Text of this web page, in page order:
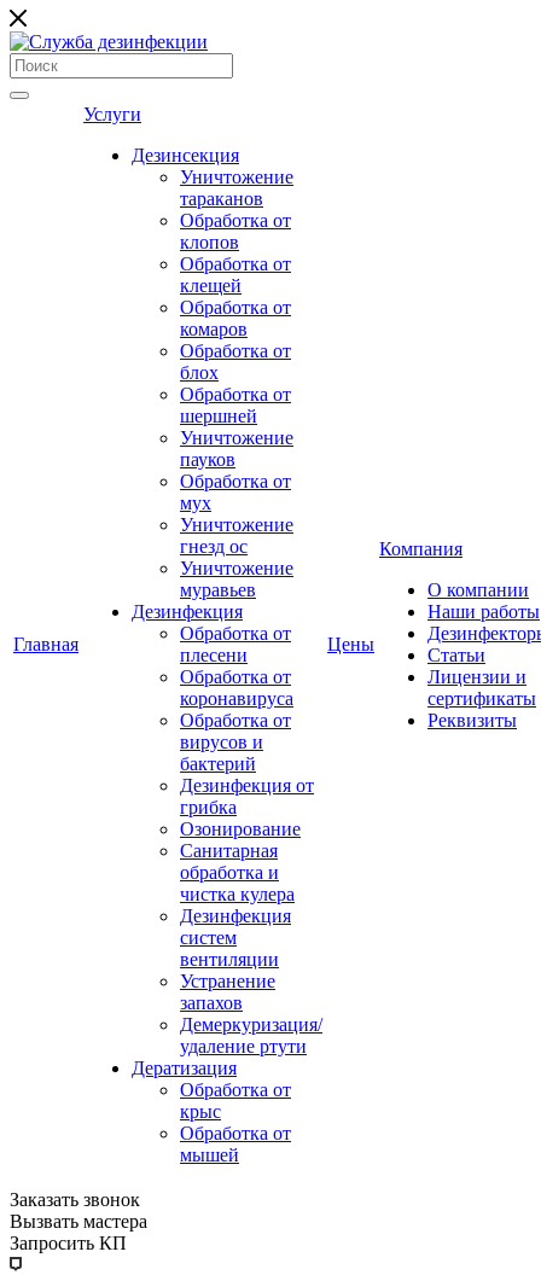
Главная
Услуги
Дезинсекция
Уничтожение
тараканов
Обработка от
клопов
Обработка от
клещей
Обработка от
комаров
Обработка от
блох
Обработка от
шершней
Уничтожение
пауков
Обработка от
мух
Уничтожение
гнезд ос
Уничтожение
муравьев
Дезинфекция
Обработка от
плесени
Обработка от
коронавируса
Обработка от
вирусов и
бактерий
Дезинфекция от
грибка
Озонирование
Санитарная
обработка и
чистка кулера
Дезинфекция
систем
вентиляции
Устранение
запахов
Демеркуризация/
удаление ртути
Дератизация
Обработка от
крыс
Обработка от
мышей
Цены
Компания
О компании
Наши работы
Статьи
Лицензии и
сертификаты
Реквизиты
Заказать звонок
Вызвать мастера
Запросить КП